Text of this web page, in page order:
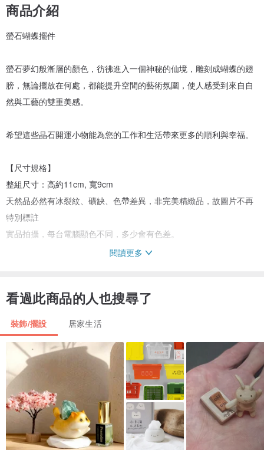
商品介紹
螢石蝴蝶擺件
螢石夢幻般漸層的顏色，彷彿進入一個神秘的仙境，雕刻成蝴蝶的翅
膀，無論擺放在何處，都能提升空間的藝術氛圍，使人感受到來自自
然與工藝的雙重美感。
希望這些晶石開運小物能為您的工作和生活帶來更多的順利與幸福。
【尺寸規格】
整組尺寸：高約11cm, 寬9cm
天然品必然有冰裂紋、礦缺、色帶差異，非完美精緻品，故圖片不再
特別標註
實品拍攝，每台電腦顯色不同，多少會有色差。
隨貨附發票
閱讀更多
看過此商品的人也搜尋了
裝飾/擺設 居家生活